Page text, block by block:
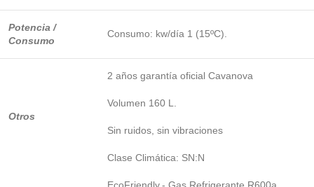
Potencia /
Consumo
Consumo: kw/día 1 (15ºC).
Otros
2 años garantía oficial Cavanova
Volumen 160 L.
Sin ruidos, sin vibraciones
Clase Climática: SN:N